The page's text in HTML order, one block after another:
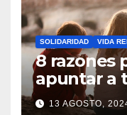
SOLIDARIDAD VIDA
8 razones
apuntar a
Catequesis
13 AGOSTO,